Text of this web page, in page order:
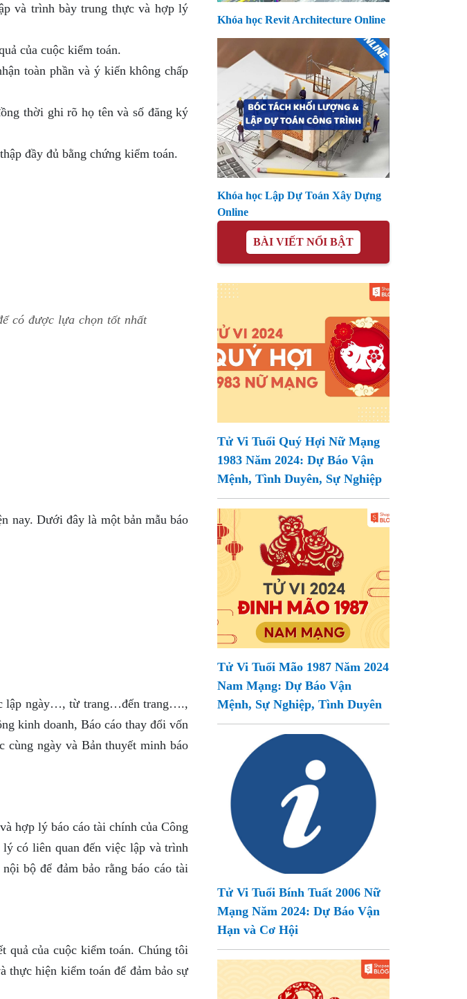
và trình bày trung thực và hợp lý
của cuộc kiểm toán.
toàn phần và ý kiến không chấp
thời ghi rõ họ tên và số đăng ký
đầy đủ bằng chứng kiểm toán.
có được lựa chọn tốt nhất
nay. Dưới đây là một bản mẫu báo
lập ngày…, từ trang…đến trang….,
kinh doanh, Báo cáo thay đổi vốn
cùng ngày và Bản thuyết minh báo
hợp lý báo cáo tài chính của Công
có liên quan đến việc lập và trình
bộ để đảm bảo rằng báo cáo tài
quả của cuộc kiểm toán. Chúng tôi
thực hiện kiểm toán để đảm bảo sự
Khóa học Revit Architecture Online
Khóa học Lập Dự Toán Xây Dựng
Online
BÀI VIẾT NỔI BẬT
Tử Vi Tuổi Quý Hợi Nữ Mạng
1983 Năm 2024: Dự Báo Vận
Mệnh, Tình Duyên, Sự Nghiệp
Tử Vi Tuổi Mão 1987 Năm 2024
Nam Mạng: Dự Báo Vận
Mệnh, Sự Nghiệp, Tình Duyên
Tử Vi Tuổi Bính Tuất 2006 Nữ
Mạng Năm 2024: Dự Báo Vận
Hạn và Cơ Hội